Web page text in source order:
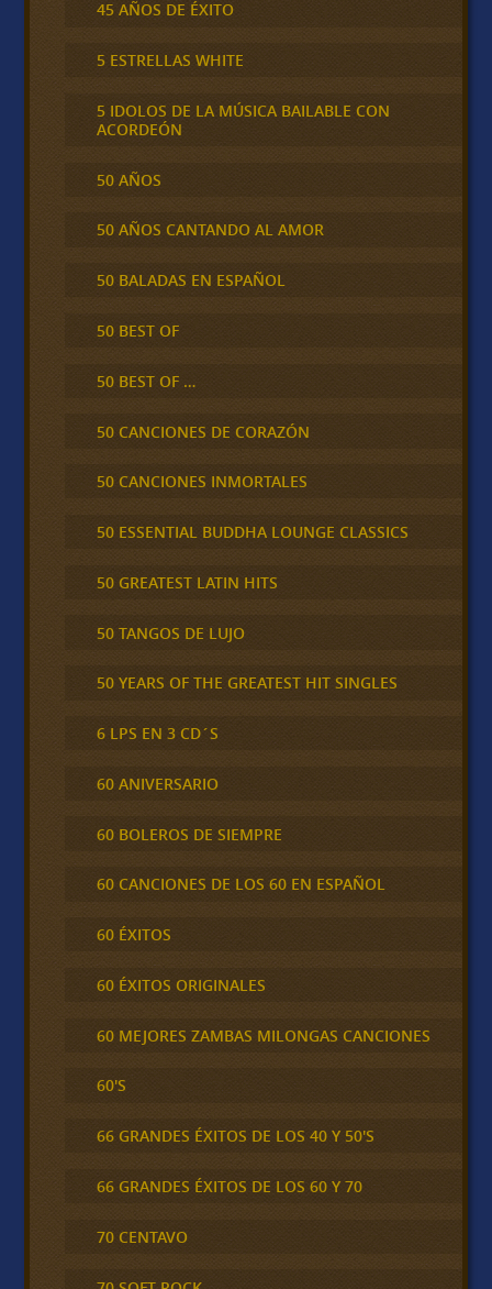
45 AÑOS DE ÉXITO
5 ESTRELLAS WHITE
5 IDOLOS DE LA MÚSICA BAILABLE CON
ACORDEÓN
50 AÑOS
50 AÑOS CANTANDO AL AMOR
50 BALADAS EN ESPAÑOL
50 BEST OF
50 BEST OF …
50 CANCIONES DE CORAZÓN
50 CANCIONES INMORTALES
50 ESSENTIAL BUDDHA LOUNGE CLASSICS
50 GREATEST LATIN HITS
50 TANGOS DE LUJO
50 YEARS OF THE GREATEST HIT SINGLES
6 LPS EN 3 CD´S
60 ANIVERSARIO
60 BOLEROS DE SIEMPRE
60 CANCIONES DE LOS 60 EN ESPAÑOL
60 ÉXITOS
60 ÉXITOS ORIGINALES
60 MEJORES ZAMBAS MILONGAS CANCIONES
60'S
66 GRANDES ÉXITOS DE LOS 40 Y 50'S
66 GRANDES ÉXITOS DE LOS 60 Y 70
70 CENTAVO